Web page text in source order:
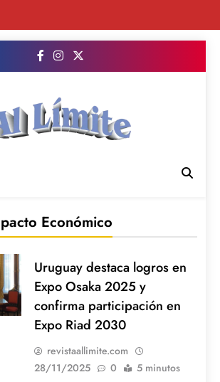
publicamos todo el contenido e informacion
Económico
Uruguay destaca logros en
Expo Osaka 2025 y
confirma participación en
Expo Riad 2030
revistaallimite.com
28/11/2025
0 5 minutos